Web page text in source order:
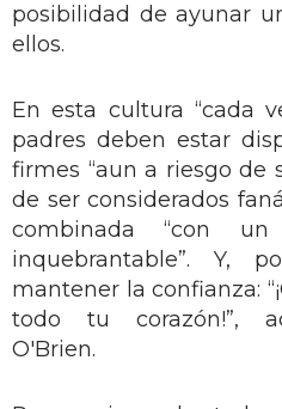
posibilidad de ayunar
ellos.
En esta cultura “cada
padres deben estar
firmes “aun a riesgo de
de ser considerados
combinada “con
inquebrantable”. Y,
mantener la confianza:
todo tu corazón!”,
O'Brien.